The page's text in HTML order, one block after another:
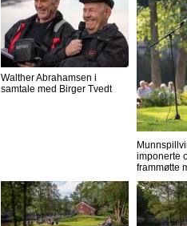
Walther Abrahamsen i
samtale med Birger Tvedt
imponerte
frammøtte